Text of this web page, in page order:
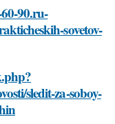
90.ru-
sovetov-
sledit-za-soboy-